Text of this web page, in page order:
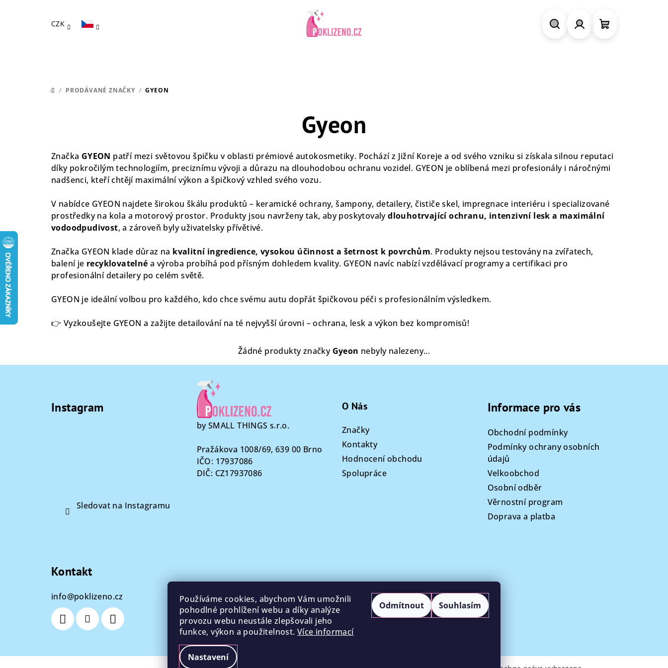
Používáme cookies, abychom Vám umožnili
pohodlné prohlížení webu a díky analýze
provozu webu neustále zlepšovali jeho
funkce, výkon a použitelnost. Více informací
Nastavení
Odmítnout Souhlasím
CZK
DOMŮ
/ PRODÁVANÉ ZNAČKY / GYEON
Gyeon
Značka GYEON patří mezi světovou špičku v oblasti prémiové autokosmetiky. Pochází z Jižní Koreje a od svého vzniku si získala silnou reputaci
díky pokročilým technologiím, preciznímu vývoji a důrazu na dlouhodobou ochranu vozidel. GYEON je oblíbená mezi profesionály i náročnými
nadšenci, kteří chtějí maximální výkon a špičkový vzhled svého vozu.
V nabídce GYEON najdete širokou škálu produktů – keramické ochrany, šampony, detailery, čističe skel, impregnace interiéru i specializované
prostředky na kola a motorový prostor. Produkty jsou navrženy tak, aby poskytovalydlouhotrvající ochranu, intenzivní lesk a maximální
vodoodpudivost, a zároveň byly uživatelsky přívětivé.
Značka GYEON klade důraz na kvalitní ingredience, vysokou účinnost a šetrnost k povrchům. Produkty nejsou testovány na zvířatech,
balení je recyklovatelné a výroba probíhá pod přísným dohledem kvality. GYEON navíc nabízí vzdělávací programy a certifikaci pro
profesionální detailery po celém světě.
GYEON je ideální volbou pro každého, kdo chce svému autu dopřát špičkovou péči s profesionálním výsledkem.
👉 Vyzkoušejte GYEON a zažijte detailování na té nejvyšší úrovni – ochrana, lesk a výkon bez kompromisů!
Žádné produkty značky Gyeon nebyly nalezeny...
Instagram
Sledovat na Instagramu
by SMALL THINGS s.r.o.
Pražákova 1008/69, 639 00 Brno
IČO: 17937086
DIČ: CZ17937086
O Nás
Značky
Kontakty
Hodnocení obchodu
Spolupráce
Informace pro vás
Obchodní podmínky
Podmínky ochrany osobních
údajů
Velkoobchod
Osobní odběr
Věrnostní program
Doprava a platba
Kontakt
info@poklizeno.cz